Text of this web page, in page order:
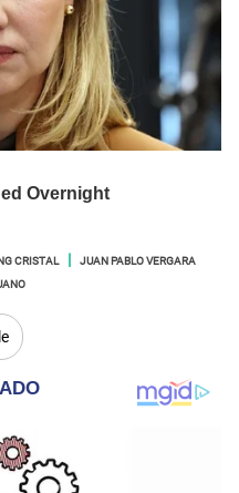
CRISTAL
JUAN PABLO VERGARA